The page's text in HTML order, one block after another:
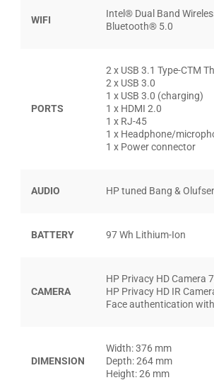
WIFI
Intel® Dual Band
Bluetooth® 5.0
PORTS
2 x USB 3.1 Type-CTM
2 x USB 3.0
1 x USB 3.0 (charging)
1 x HDMI 2.0
1 x RJ-45
1 x Headphone/
1 x Power connector
AUDIO HP tuned Bang &
BATTERY 97 Wh Lithium-Ion
CAMERA
HP Privacy HD Camera
HP Privacy HD IR
Face authentication
DIMENSION
Width: 376 mm
Depth: 264 mm
Height: 26 mm